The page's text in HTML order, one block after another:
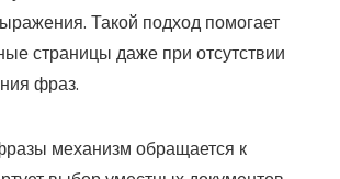
Такой подход помогает
страницы даже при отсутствии
фраз.
механизм обращается к